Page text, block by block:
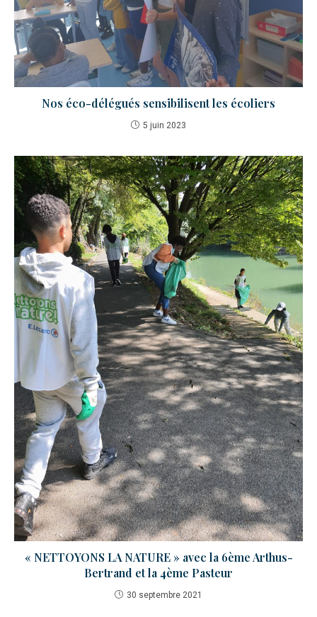
Nos éco-délégués sensibilisent les écoliers
5 juin 2023
« NETTOYONS LA NATURE » avec la 6ème Arthus-
Bertrand et la 4ème Pasteur
30 septembre 2021